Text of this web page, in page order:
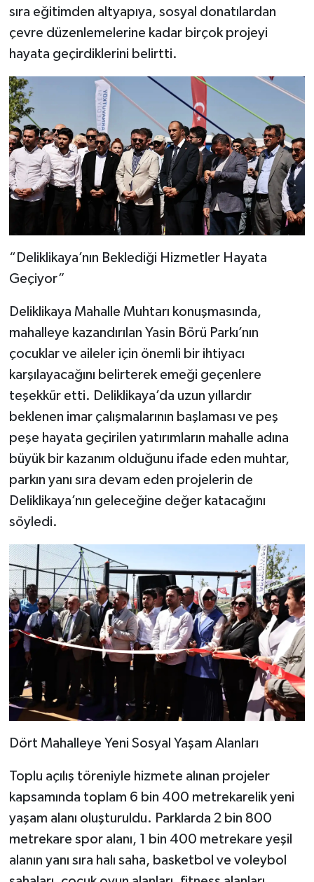
sıra eğitimden altyapıya, sosyal donatılardan
çevre düzenlemelerine kadar birçok projeyi
hayata geçirdiklerini belirtti.
“Deliklikaya’nın Beklediği Hizmetler Hayata
Geçiyor”
Deliklikaya Mahalle Muhtarı konuşmasında,
mahalleye kazandırılan Yasin Börü Parkı’nın
çocuklar ve aileler için önemli bir ihtiyacı
karşılayacağını belirterek emeği geçenlere
teşekkür etti. Deliklikaya’da uzun yıllardır
beklenen imar çalışmalarının başlaması ve peş
peşe hayata geçirilen yatırımların mahalle adına
büyük bir kazanım olduğunu ifade eden muhtar,
parkın yanı sıra devam eden projelerin de
Deliklikaya’nın geleceğine değer katacağını
söyledi.
Dört Mahalleye Yeni Sosyal Yaşam Alanları
Toplu açılış töreniyle hizmete alınan projeler
kapsamında toplam 6 bin 400 metrekarelik yeni
yaşam alanı oluşturuldu. Parklarda 2 bin 800
metrekare spor alanı, 1 bin 400 metrekare yeşil
alanın yanı sıra halı saha, basketbol ve voleybol